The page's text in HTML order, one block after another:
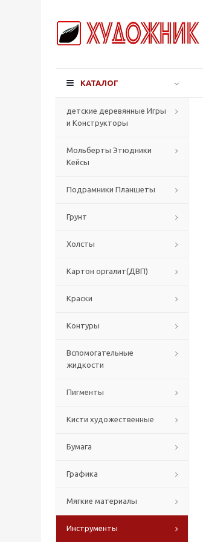
КАТАЛОГ
детские деревянные Игры
и Конструкторы
Мольберты Этюдники
Кейсы
Подрамники Планшеты
Грунт
Холсты
Картон оргалит(ДВП)
Краски
Контуры
Вспомогательные
жидкости
Пигменты
Кисти художественные
Бумага
Графика
Мягкие материалы
Инструменты